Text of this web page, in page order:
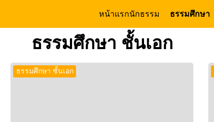
หน้าแรกนักธรรม ธรรมศึกษา
ธรรมศึกษา ชั้นเอก
ธรรมศึกษา ชั้นเอก